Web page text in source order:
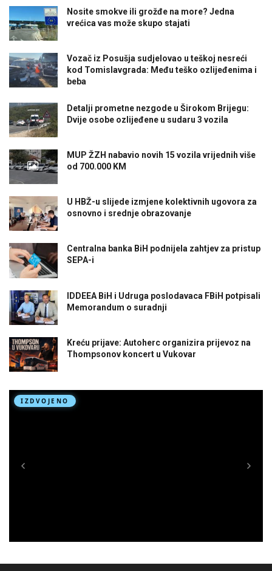
Nosite smokve ili grožđe na more? Jedna
vrećica vas može skupo stajati
Vozač iz Posušja sudjelovao u teškoj nesreći
kod Tomislavgrada: Među teško ozlijeđenima i
beba
Detalji prometne nezgode u Širokom Brijegu:
Dvije osobe ozlijeđene u sudaru 3 vozila
MUP ŽZH nabavio novih 15 vozila vrijednih više
od 700.000 KM
U HBŽ-u slijede izmjene kolektivnih ugovora za
osnovno i srednje obrazovanje
Centralna banka BiH podnijela zahtjev za pristup
SEPA-i
IDDEEA BiH i Udruga poslodavaca FBiH potpisali
Memorandum o suradnji
Kreću prijave: Autoherc organizira prijevoz na
Thompsonov koncert u Vukovar